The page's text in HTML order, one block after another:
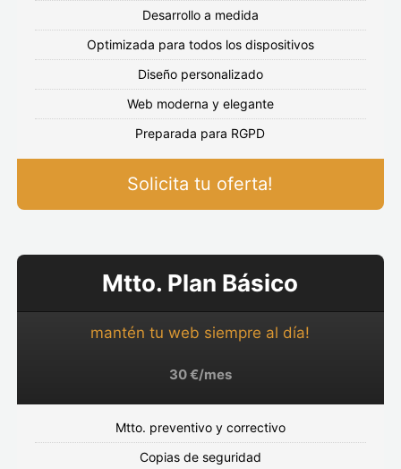
Desarrollo a medida
Optimizada para todos los dispositivos
Diseño personalizado
Web moderna y elegante
Preparada para RGPD
Solicita tu oferta!
Mtto. Plan Básico
mantén tu web siempre al día!
30 €/mes
Mtto. preventivo y correctivo
Copias de seguridad